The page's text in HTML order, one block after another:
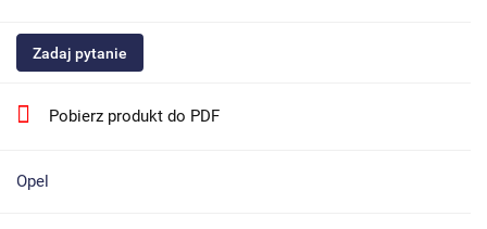
Zadaj pytanie
Pobierz produkt do PDF
Opel